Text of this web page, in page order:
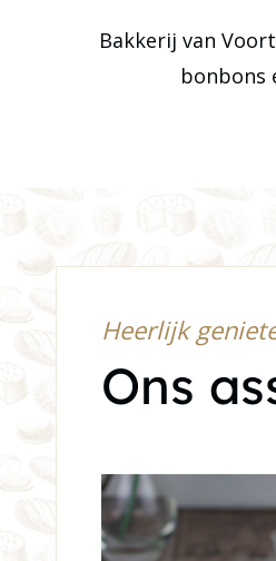
Bakkerij van
bonbons
Heerlijk
Ons